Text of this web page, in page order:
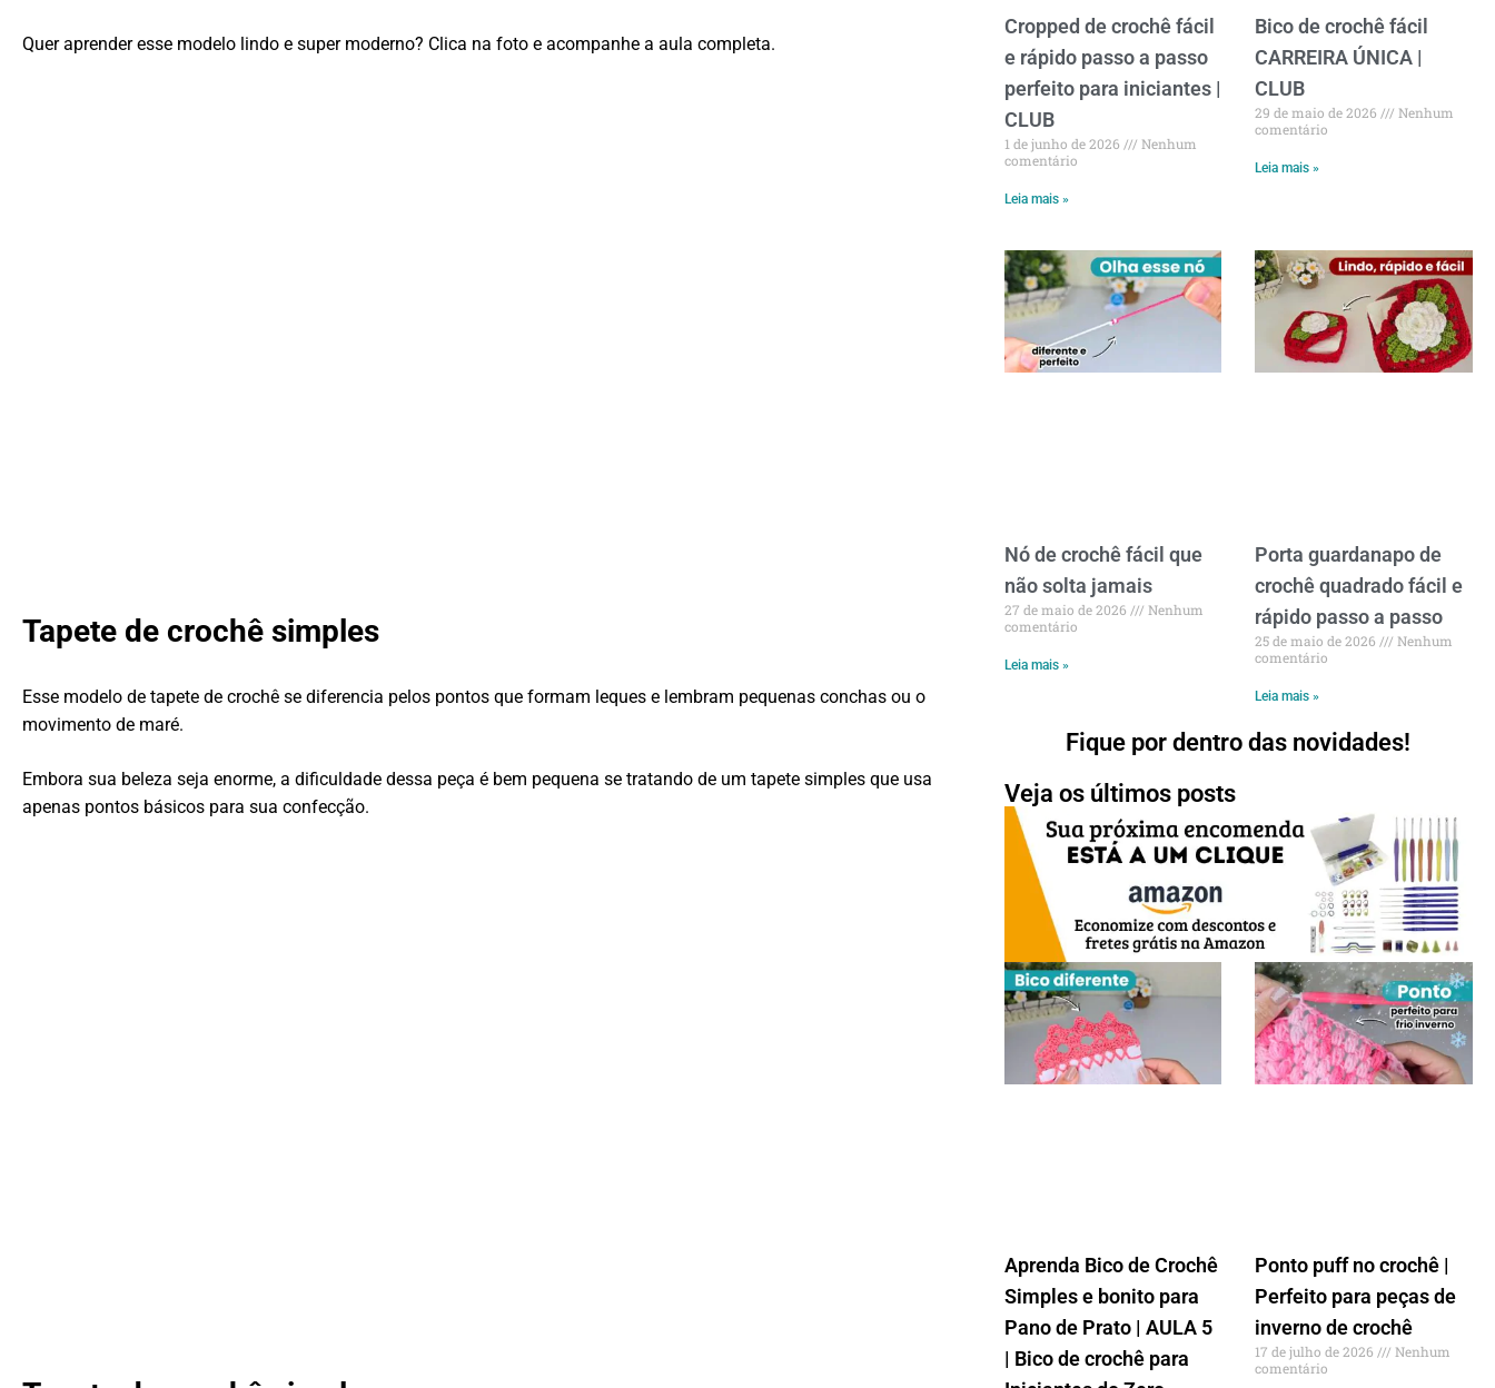
Cropped de crochê fácil
e rápido passo a passo
perfeito para iniciantes |
CLUB
1 de junho de 2026
Nenhum
comentário
Leia mais »
Bico de crochê fácil
CARREIRA ÚNICA |
CLUB
29 de maio de 2026
Nenhum
comentário
Leia mais »
Nó de crochê fácil que
não solta jamais
27 de maio de 2026
Nenhum
comentário
Leia mais »
Porta guardanapo de
crochê quadrado fácil e
rápido passo a passo
25 de maio de 2026
Nenhum
comentário
Leia mais »
Fique por dentro das novidades!
Veja os últimos posts
Aprenda Bico de Crochê
Simples e bonito para
Pano de Prato | AULA 5
| Bico de crochê para
Ponto puff no crochê |
Perfeito para peças de
inverno de crochê
17 de julho de 2026
Nenhum
comentário
Quer aprender esse modelo lindo e super moderno? Clica na foto e acompanhe a aula completa.
Tapete de crochê simples
Esse modelo de tapete de crochê se diferencia pelos pontos que formam leques e lembram pequenas conchas ou o
movimento de maré.
Embora sua beleza seja enorme, a dificuldade dessa peça é bem pequena se tratando de um tapete simples que usa
apenas pontos básicos para sua confecção.